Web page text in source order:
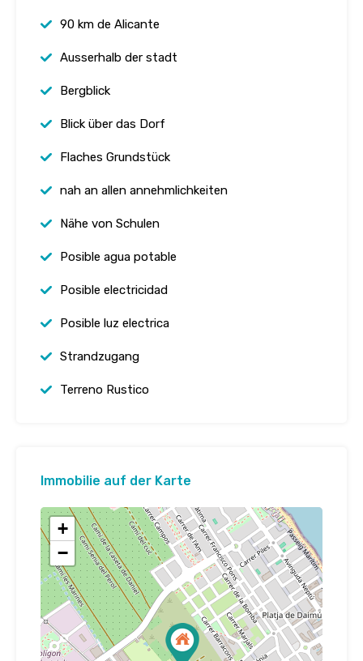
90 km de Alicante
Ausserhalb der stadt
Bergblick
Blick über das Dorf
Flaches Grundstück
nah an allen annehmlichkeiten
Nähe von Schulen
Posible agua potable
Posible electricidad
Posible luz electrica
Strandzugang
Terreno Rustico
Immobilie auf der Karte
+
−